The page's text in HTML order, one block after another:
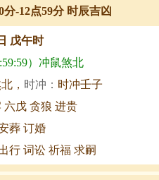
分-12点59分 时辰吉凶
戊午时
）冲鼠煞北
， 时冲： 时冲壬子
六戊 贪狼 进贵
葬 订婚
行 词讼 祈福 求嗣